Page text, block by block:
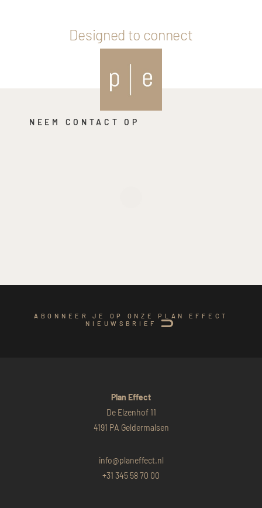
Designed to connect
NEEM CONTACT OP
ABONNEER JE OP ONZE PLAN EFFECT
NIEUWSBRIEF
Plan Effect
De Elzenhof 11
4191 PA Geldermalsen
info@planeffect.nl
+31 345 58 70 00